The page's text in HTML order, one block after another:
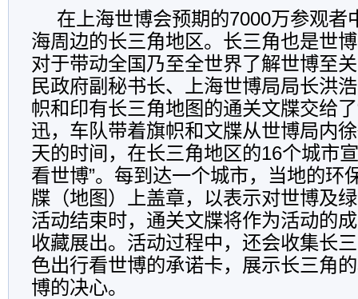
在上海世博会预期的7000万参观者
海周边的长三角地区。长三角也是世
对于带动全国乃至全世界了解世博至
民政府副秘书长、上海世博局局长洪
帜和印有长三角地图的通关文牒交给
迅，车队带着旗帜和文牒从世博局内
天的时间，在长三角地区的16个城市
看世博”。每到达一个城市，当地的环
牒（地图）上盖章，以表示对世博及
活动结束时，通关文牒将作为活动的
收藏展出。活动过程中，还会收集长
色出行看世博的承诺卡，展示长三角
博的决心。